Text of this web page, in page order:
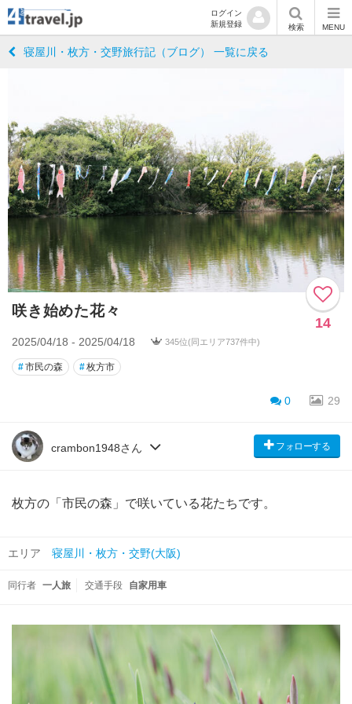
ログイン
新規登録
検索 MENU
寝屋川・枚方・交野旅行記（ブログ） 一覧に戻る
咲き始めた花々
14
2025/04/18 - 2025/04/18 345位(同エリア737件中)
#市民の森 #枚方市
0 29
crambon1948さん フォローする
枚方の「市民の森」で咲いている花たちです。
エリア 寝屋川・枚方・交野(大阪)
同行者 一人旅 交通手段 自家用車